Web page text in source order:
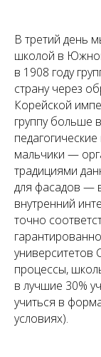
В третий день
школой в
в 1908 году
страну через
Корейской
группу больше
мальчики —
традициями
для фасадов —
внутренний
точно
университетов
процессы,
в лучшие 30%
учиться в
условиях).